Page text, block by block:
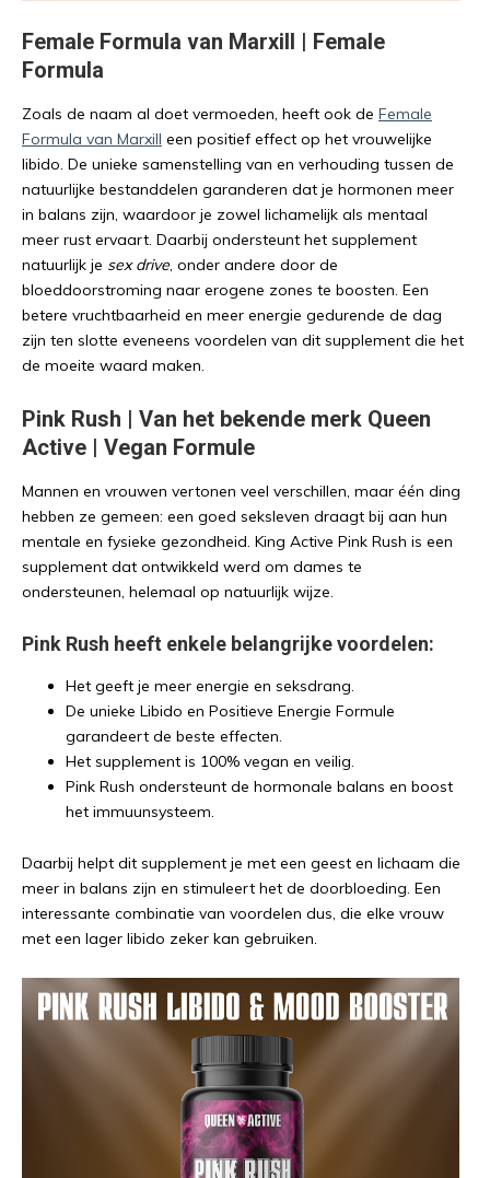
Female Formula van Marxill | Female
Formula
Zoals de naam al doet vermoeden, heeft ook de Female
Formula van Marxill een positief effect op het vrouwelijke
libido. De unieke samenstelling van en verhouding tussen de
natuurlijke bestanddelen garanderen dat je hormonen meer
in balans zijn, waardoor je zowel lichamelijk als mentaal
meer rust ervaart. Daarbij ondersteunt het supplement
natuurlijk je sex drive, onder andere door de
bloeddoorstroming naar erogene zones te boosten. Een
betere vruchtbaarheid en meer energie gedurende de dag
zijn ten slotte eveneens voordelen van dit supplement die het
de moeite waard maken.
Pink Rush | Van het bekende merk Queen
Active | Vegan Formule
Mannen en vrouwen vertonen veel verschillen, maar één ding
hebben ze gemeen: een goed seksleven draagt bij aan hun
mentale en fysieke gezondheid. King Active Pink Rush is een
supplement dat ontwikkeld werd om dames te
ondersteunen, helemaal op natuurlijk wijze.
Pink Rush heeft enkele belangrijke voordelen:
Het geeft je meer energie en seksdrang.
De unieke Libido en Positieve Energie Formule
garandeert de beste effecten.
Het supplement is 100% vegan en veilig.
Pink Rush ondersteunt de hormonale balans en boost
het immuunsysteem.
Daarbij helpt dit supplement je met een geest en lichaam die
meer in balans zijn en stimuleert het de doorbloeding. Een
interessante combinatie van voordelen dus, die elke vrouw
met een lager libido zeker kan gebruiken.